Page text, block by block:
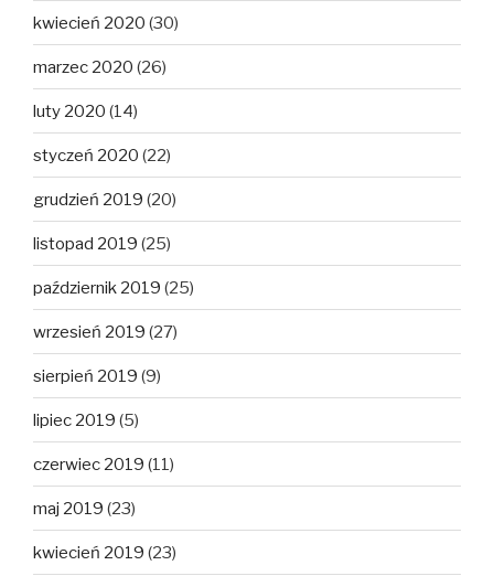
kwiecień 2020 (30)
marzec 2020 (26)
luty 2020 (14)
styczeń 2020 (22)
grudzień 2019 (20)
listopad 2019 (25)
październik 2019 (25)
wrzesień 2019 (27)
sierpień 2019 (9)
lipiec 2019 (5)
czerwiec 2019 (11)
maj 2019 (23)
kwiecień 2019 (23)